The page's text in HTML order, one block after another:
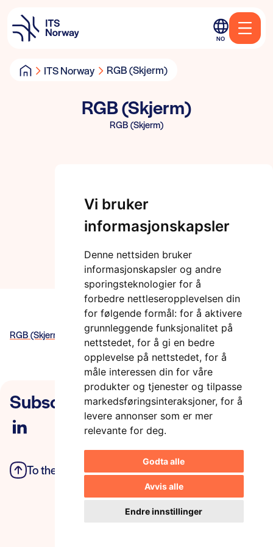
Vi bruker
informasjonskapsler
Denne nettsiden bruker
informasjonskapsler og andre
sporingsteknologier for å
forbedre nettleseropplevelsen din
for følgende formål: for å aktivere
grunnleggende funksjonalitet på
nettstedet, for å gi en bedre
opplevelse på nettstedet, for å
måle interessen din for våre
produkter og tjenester og tilpasse
markedsføringsinteraksjoner, for å
levere annonser som er mer
relevante for deg.
Godta alle
Avvis alle
Endre innstillinger
NO
ITS Norway RGB (Skjerm)
RGB (Skjerm)
RGB (Skjerm)
RGB (Skjerm)
Subscribe to our newsletter
To the top Privacy Policy